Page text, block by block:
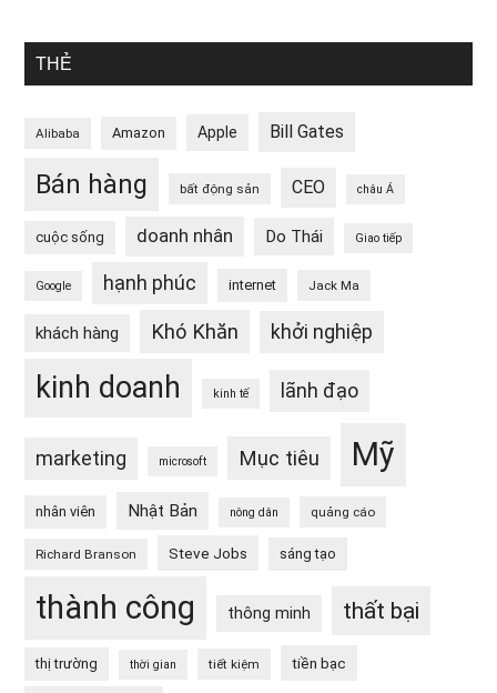
THẺ
Alibaba Amazon Apple Bill Gates
Bán hàng bất động sản CEO châu Á
cuộc sống doanh nhân Do Thái Giao tiếp
Google hạnh phúc internet Jack Ma
khách hàng Khó Khăn khởi nghiệp
kinh doanh kinh tế lãnh đạo
marketing microsoft Mục tiêu Mỹ
nhân viên Nhật Bản nông dân quảng cáo
Richard Branson Steve Jobs sáng tạo
thành công thông minh thất bại
thị trường thời gian tiết kiệm tiền bạc